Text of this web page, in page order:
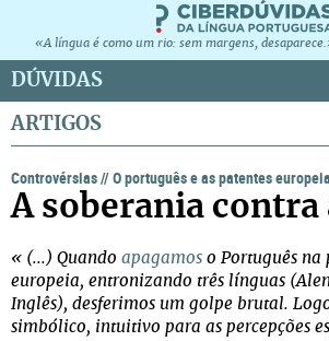
«A língua é como um rio: sem margens,
DÚVIDAS
ARTIGOS
Controvérsias//O português e as patentes
A soberania contra
« (...) Quando apagamos o Português
europeia, entronizando três línguas
Inglês), desferimos um golpe brutal.
simbólico, intuitivo para as percepções